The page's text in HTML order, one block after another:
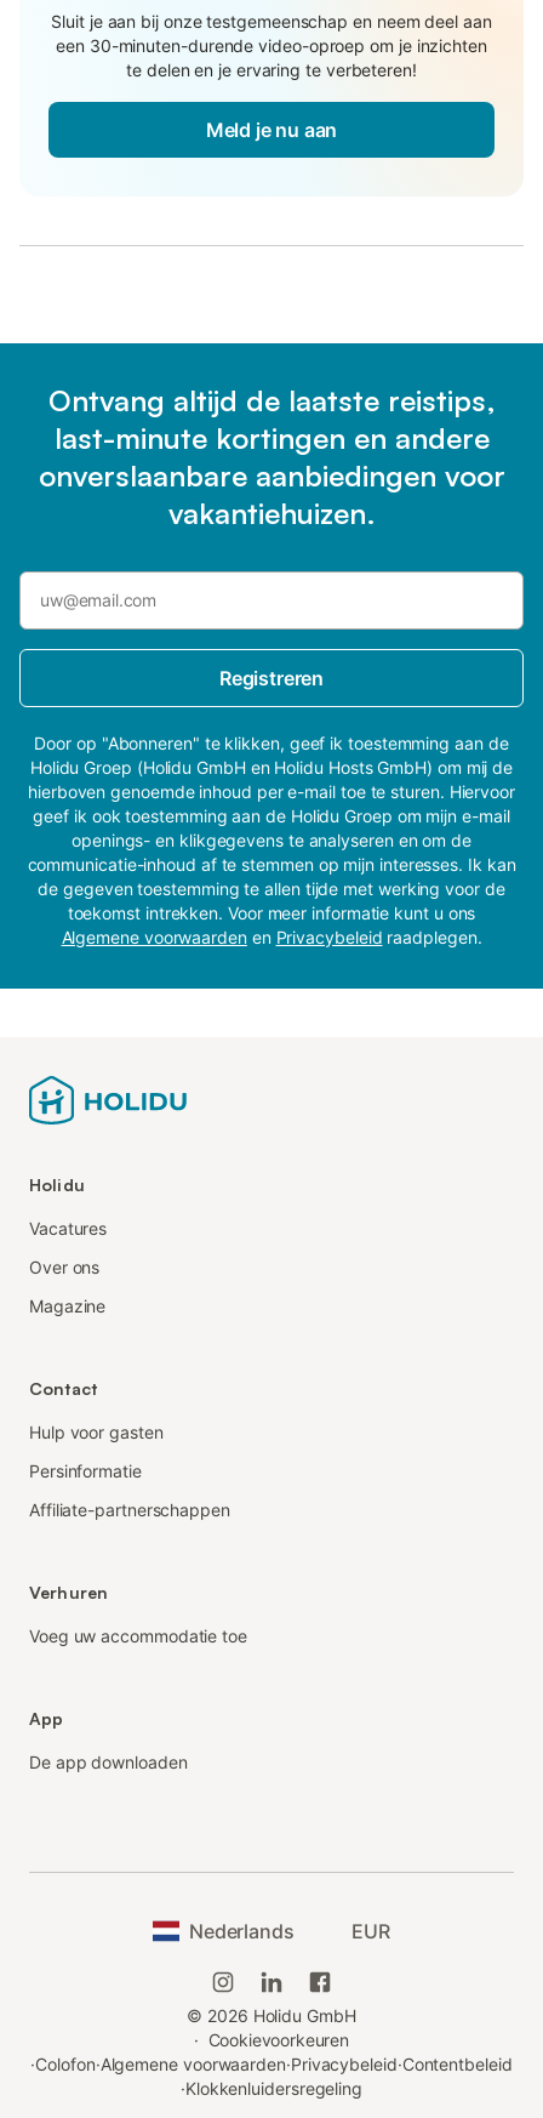
Sluit je aan bij onze testgemeenschap en neem deel aan
een 30-minuten-durende video-oproep om je inzichten
te delen en je ervaring te verbeteren!
Meld je nu aan
Ontvang altijd de laatste reistips,
last-minute kortingen en andere
onverslaanbare aanbiedingen voor
vakantiehuizen.
Registreren
Door op "Abonneren" te klikken, geef ik toestemming aan de
Holidu Groep (Holidu GmbH en Holidu Hosts GmbH) om mij de
hierboven genoemde inhoud per e-mail toe te sturen. Hiervoor
geef ik ook toestemming aan de Holidu Groep om mijn e-mail
openings- en klikgegevens te analyseren en om de
communicatie-inhoud af te stemmen op mijn interesses. Ik kan
de gegeven toestemming te allen tijde met werking voor de
toekomst intrekken. Voor meer informatie kunt u ons
Algemene voorwaardenen Privacybeleid raadplegen.
Holidu
Vacatures
Over ons
Magazine
Contact
Hulp voor gasten
Persinformatie
Affiliate-partnerschappen
Verhuren
Voeg uw accommodatie toe
App
De app downloaden
Nederlands EUR
© 2026 Holidu GmbH
· Cookievoorkeuren
·Colofon·Algemene voorwaarden·Privacybeleid·Contentbeleid
·Klokkenluidersregeling